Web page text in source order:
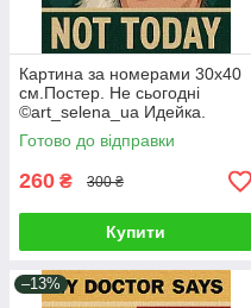
Картина за номерами 30х40
см.Постер. Не сьогодні
©art_selena_ua Идейка.
KHO6802
Готово до відправки
260 ₴ 300 ₴
Купити
–13%